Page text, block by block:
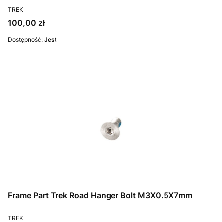
PRODUCENT
TREK
Cena
100,00 zł
Dostępność: Jest
Frame Part Trek Road Hanger Bolt M3X0.5X7mm
PRODUCENT
TREK